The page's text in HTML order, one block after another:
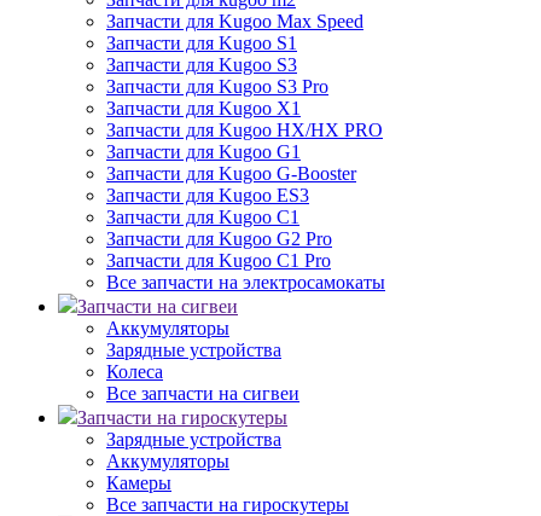
Запчасти для Kugoo Max Speed
Запчасти для Kugoo S1
Запчасти для Kugoo S3
Запчасти для Kugoo S3 Pro
Запчасти для Kugoo X1
Запчасти для Kugoo HX/HX PRO
Запчасти для Kugoo G1
Запчасти для Kugoo G-Booster
Запчасти для Kugoo ES3
Запчасти для Kugoo C1
Запчасти для Kugoo G2 Pro
Запчасти для Kugoo C1 Pro
Все запчасти на электросамокаты
Запчасти на сигвеи
Аккумуляторы
Зарядные устройства
Колеса
Все запчасти на сигвеи
Запчасти на гироскутеры
Зарядные устройства
Аккумуляторы
Камеры
Все запчасти на гироскутеры